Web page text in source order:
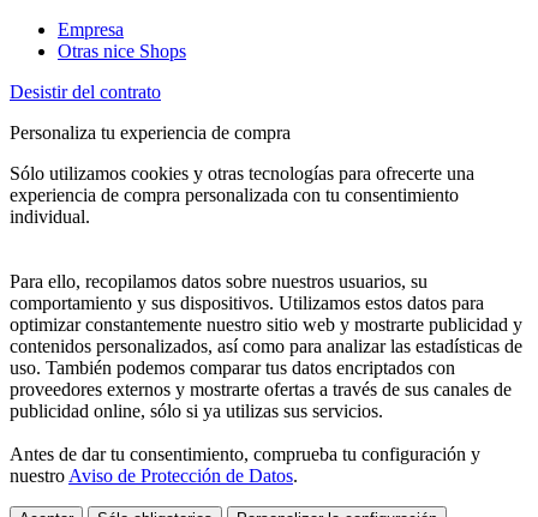
Empresa
Otras nice Shops
Desistir del contrato
Personaliza tu experiencia de compra
Sólo utilizamos cookies y otras tecnologías para ofrecerte una
experiencia de compra personalizada con tu consentimiento
individual.
Para ello, recopilamos datos sobre nuestros usuarios, su
comportamiento y sus dispositivos. Utilizamos estos datos para
optimizar constantemente nuestro sitio web y mostrarte publicidad y
contenidos personalizados, así como para analizar las estadísticas de
uso. También podemos comparar tus datos encriptados con
proveedores externos y mostrarte ofertas a través de sus canales de
publicidad online, sólo si ya utilizas sus servicios.
Antes de dar tu consentimiento, comprueba tu configuración y
nuestro Aviso de Protección de Datos.